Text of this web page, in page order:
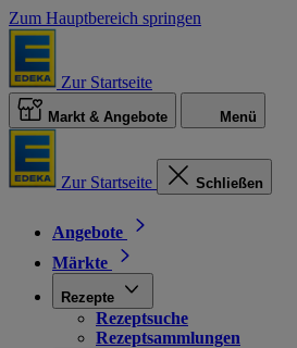
Zum Hauptbereich springen
Zur Startseite
Markt & Angebote Menü
Zur Startseite Schließen
Angebote
Märkte
Rezepte
Rezeptsuche
Rezeptsammlungen